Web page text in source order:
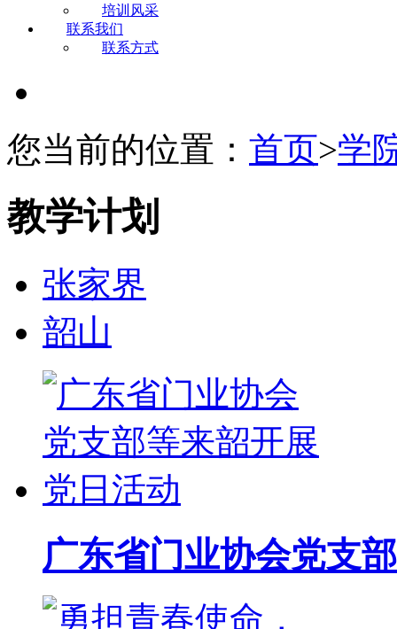
培训风采
联系我们
联系方式
您当前的位置： 首页>学
教学计划
张家界
韶山
广东省门业协会党支